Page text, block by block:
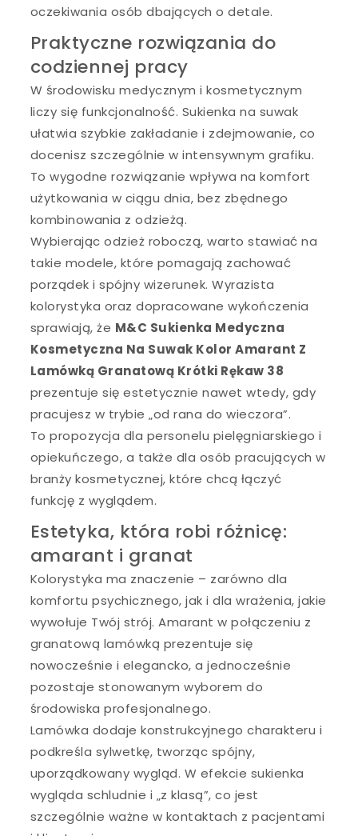
oczekiwania osób dbających o detale.
Praktyczne rozwiązania do
codziennej pracy
W środowisku medycznym i kosmetycznym
liczy się funkcjonalność. Sukienka na suwak
ułatwia szybkie zakładanie i zdejmowanie, co
docenisz szczególnie w intensywnym grafiku.
To wygodne rozwiązanie wpływa na komfort
użytkowania w ciągu dnia, bez zbędnego
kombinowania z odzieżą.
Wybierając odzież roboczą, warto stawiać na
takie modele, które pomagają zachować
porządek i spójny wizerunek. Wyrazista
kolorystyka oraz dopracowane wykończenia
sprawiają, że M&C Sukienka Medyczna
Kosmetyczna Na Suwak Kolor Amarant Z
Lamówką Granatową Krótki Rękaw 38
prezentuje się estetycznie nawet wtedy, gdy
pracujesz w trybie „od rana do wieczora”.
To propozycja dla personelu pielęgniarskiego i
opiekuńczego, a także dla osób pracujących w
branży kosmetycznej, które chcą łączyć
funkcję z wyglądem.
Estetyka, która robi różnicę:
amarant i granat
Kolorystyka ma znaczenie – zarówno dla
komfortu psychicznego, jak i dla wrażenia, jakie
wywołuje Twój strój. Amarant w połączeniu z
granatową lamówką prezentuje się
nowocześnie i elegancko, a jednocześnie
pozostaje stonowanym wyborem do
środowiska profesjonalnego.
Lamówka dodaje konstrukcyjnego charakteru i
podkreśla sylwetkę, tworząc spójny,
uporządkowany wygląd. W efekcie sukienka
wygląda schludnie i „z klasą”, co jest
szczególnie ważne w kontaktach z pacjentami